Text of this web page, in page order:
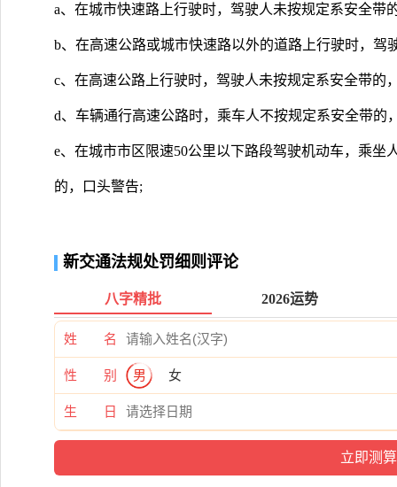
a、在城市快速路上行驶时，驾驶人未按规定系安全带
b、在高速公路或城市快速路以外的道路上行驶时，驾
c、在高速公路上行驶时，驾驶人未按规定系安全带的
d、车辆通行高速公路时，乘车人不按规定系安全带的
e、在城市市区限速50公里以下路段驾驶机动车，乘坐
的，口头警告;
新交通法规处罚细则评论
八字精批 2026运势
姓 名
性 别 男 女
生 日